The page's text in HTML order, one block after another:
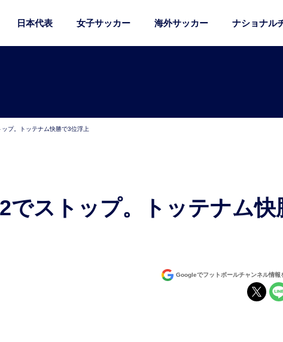
日本代表 女子サッカー 海外サッカー ナショナル
プ。トッテナム快勝で3位浮上
Googleでフットボールチャンネル情報